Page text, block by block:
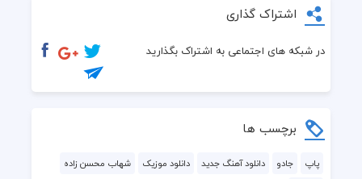
اشتراک گذاری
در شبکه های اجتماعی به اشتراک بگذارید
برچسب ها
پاپ جادو دانلود آهنگ جدید دانلود موزیک
شهاب محسن زاده